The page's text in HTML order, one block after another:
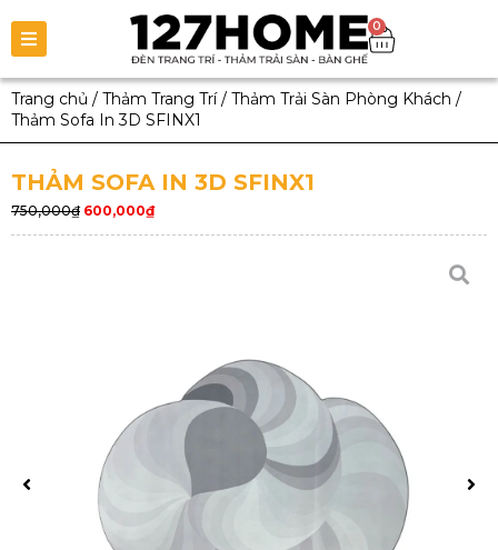
0
Trang chủ / Thảm Trang Trí/ Thảm Trải Sàn Phòng Khách /
Thảm Sofa In 3D SFINX1
THẢM SOFA IN 3D SFINX1
750,000₫ 600,000₫